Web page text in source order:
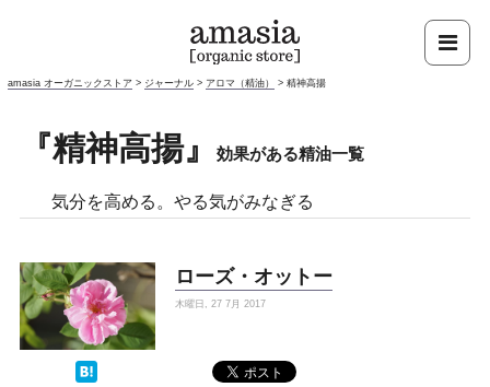
amasia オーガニックストア > ジャーナル > アロマ（精油） >精神高揚
『精神高揚』 効果がある精油一覧
気分を高める。やる気がみなぎる
ローズ・オットー
木曜日, 27 7月 2017